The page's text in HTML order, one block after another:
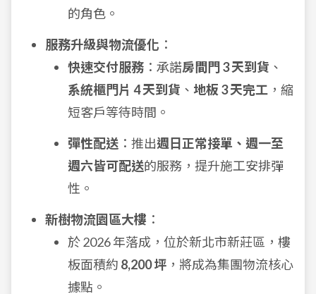
的角色。
服務升級與物流優化 ：
快速交付服務 ：承諾房間門 3 天到貨 、
系統櫃門片 4 天到貨 、 地板 3 天完工 ，縮
短客戶等待時間。
彈性配送 ：推出週日正常接單、週一至
週六皆可配送的服務，提升施工安排彈
性。
新樹物流園區大樓 ：
於 2026 年落成，位於新北市新莊區，樓
板面積約 8,200 坪 ，將成為集團物流核心
據點。